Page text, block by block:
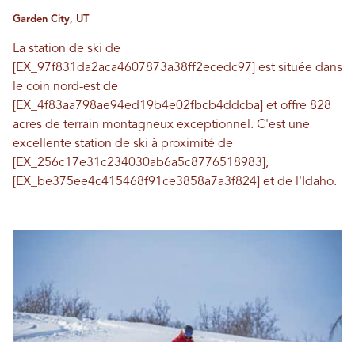
Garden City, UT
La station de ski de
[EX_97f831da2aca4607873a38ff2ecedc97] est située dans
le coin nord-est de
[EX_4f83aa798ae94ed19b4e02fbcb4ddcba] et offre 828
acres de terrain montagneux exceptionnel. C'est une
excellente station de ski à proximité de
[EX_256c17e31c234030ab6a5c8776518983],
[EX_be375ee4c415468f91ce3858a7a3f824] et de l'Idaho.